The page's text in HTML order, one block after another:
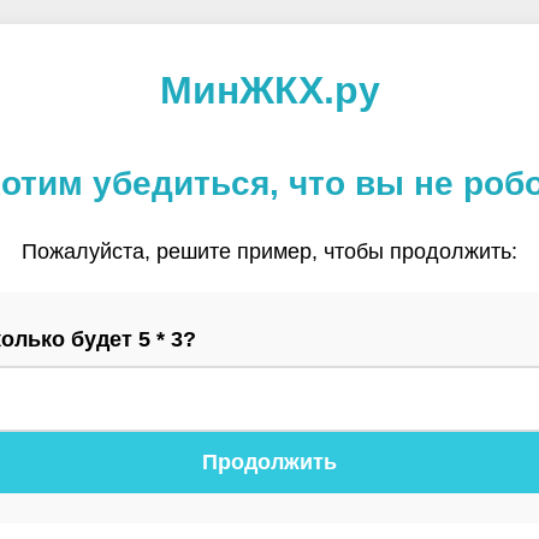
МинЖКХ.ру
убедиться, что вы не
Пожалуйста, решите пример, чтобы продолжить:
будет 5 * 3?
Продолжить